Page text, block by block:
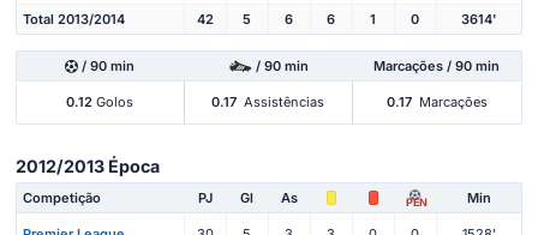
Total 2013/2014 42 5 6 6 1 0 3614'
/ 90 min / 90 min Marcações / 90 min
0.12 Golos 0.17 Assistências 0.17 Marcações
2012/2013 Época
Competição PJ Gl As PEN Min